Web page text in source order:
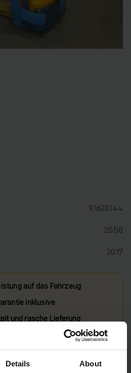
Details About
91620144
2058
2017
auf das Fahrzeug
inklusive
und rasche Lieferung
Ungefähre Lieferzeit: 4 Wochen